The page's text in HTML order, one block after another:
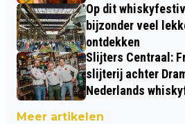
Op dit
bijzonder veel
ontdekken
Slijters Centraal:
slijterij achter
Nederlands
Meer artikelen